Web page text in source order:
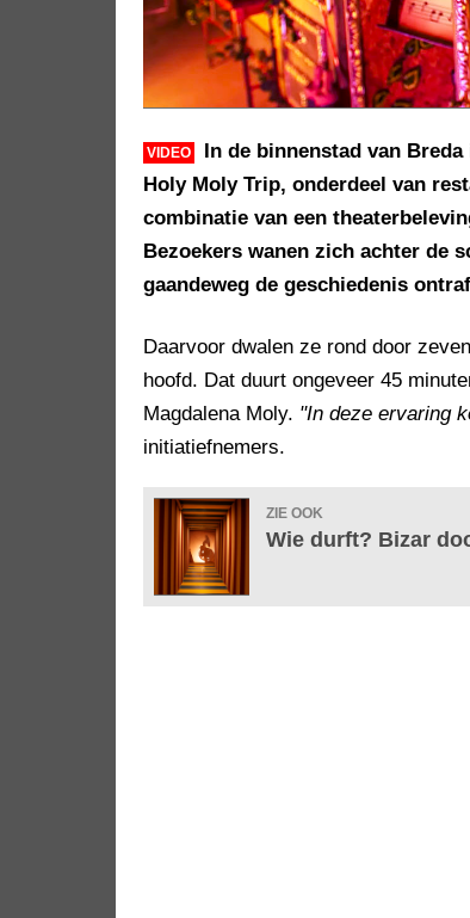
VIDEO
In de binnenstad van
Holy Moly Trip, onderdeel van
combinatie van een
Bezoekers wanen zich achter de
gaandeweg de geschiedenis
Daarvoor dwalen ze rond door
hoofd. Dat duurt ongeveer 45
Magdalena Moly. "In deze ervaring
initiatiefnemers.
ZIE OOK
Wie durft? Bizar